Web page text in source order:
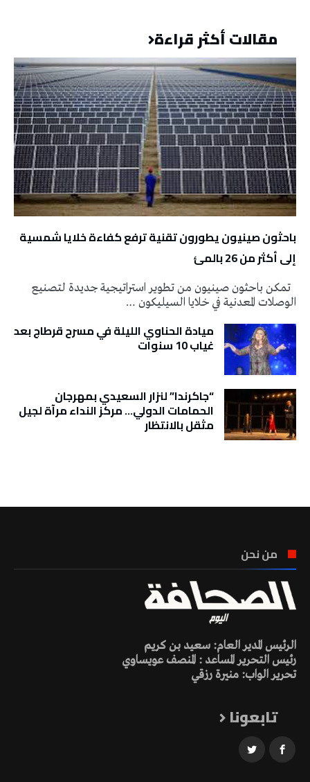
مقالات أكثر قراءة
باحثون صينيون يطورون تقنية ترفع كفاءة خلايا شمسية
إلى أكثر من 26 بالمئ
تمكن باحثون صينيون من تطوير استراتيجية جديدة لتصنيع
الوصلات المعدنية في خلايا السيليكون …
ميادة الحناوي الليلة في مسرح قرطاج بعد
غياب 10 سنوات
“جاكرندا” لنزار السعيدي بمهرجان
الحمامات الدولي… مركز النداء مرآة لجيل
مثقل بالانتظار
من نحن
الرئيس المدير العام: سعيد بن كريم
رئيس التحرير المساعد : المنصف عويساوي
تحرير الواب: منيرة رزقي
تابعونا